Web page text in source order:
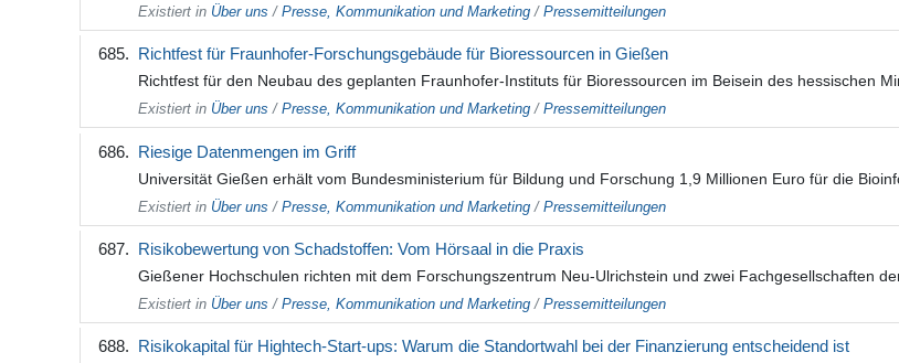
Existiert in Über uns / Presse, Kommunikation und Marketing / Pressemitteilungen
Richtfest für Fraunhofer-Forschungsgebäude für Bioressourcen in Gießen
Richtfest für den Neubau des geplanten Fraunhofer-Instituts für Bioressourcen im Beisein des hessischen
Existiert in Über uns / Presse, Kommunikation und Marketing / Pressemitteilungen
Riesige Datenmengen im Griff
Universität Gießen erhält vom Bundesministerium für Bildung und Forschung 1,9 Millionen Euro für die
Existiert in Über uns / Presse, Kommunikation und Marketing / Pressemitteilungen
Risikobewertung von Schadstoffen: Vom Hörsaal in die Praxis
Gießener Hochschulen richten mit dem Forschungszentrum Neu-Ulrichstein und zwei Fachgesellschaften
Existiert in Über uns / Presse, Kommunikation und Marketing / Pressemitteilungen
Risikokapital für Hightech-Start-ups: Warum die Standortwahl bei der Finanzierung entscheidend ist